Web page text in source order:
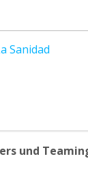
Sanidad
und